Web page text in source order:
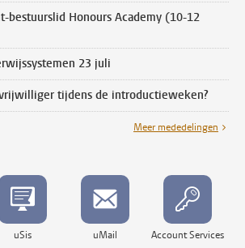
bestuurslid Honours Academy (10-12
23 juli
tijdens de introductieweken?
Meer mededelingen
uSis uMail Account Services